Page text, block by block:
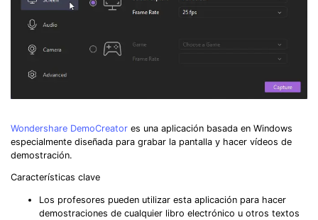
Wondershare DemoCreator es una aplicación basada en Windows
especialmente diseñada para grabar la pantalla y hacer vídeos de
demostración.
Características clave
Los profesores pueden utilizar esta aplicación para hacer
demostraciones de cualquier libro electrónico u otros textos